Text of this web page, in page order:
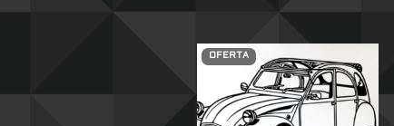
OFERTA